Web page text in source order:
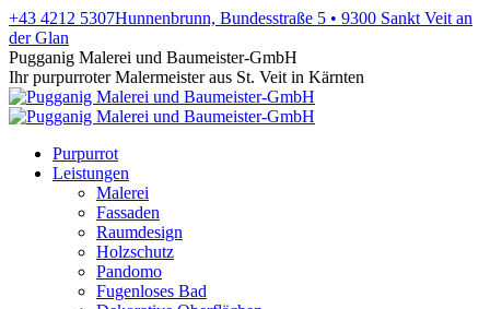
Zum
Inhalt
springen
+43 4212 5307Hunnenbrunn, Bundesstraße 5 • 9300 Sankt Veit an
der Glan
Facebook
page
opens
in
window
X
page
opens
in
window
Instagram
page
opens
in
window
YouTube
page
opens
in
window
Pugganig Malerei und Baumeister-GmbH
Ihr purpurroter Malermeister aus St. Veit in Kärnten
Purpurrot
Leistungen
Malerei
Fassaden
Raumdesign
Holzschutz
Pandomo
Fugenloses Bad